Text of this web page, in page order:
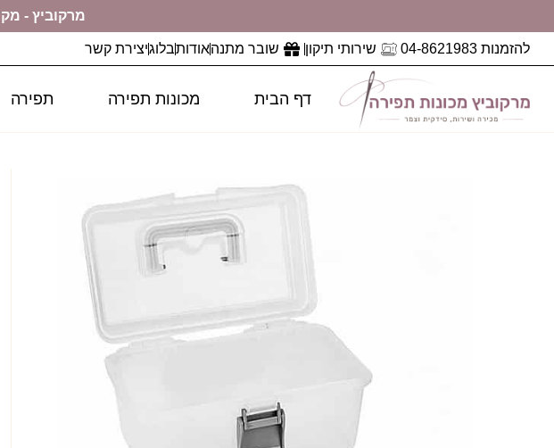
מרקוביץ -
להזמנות 04-8621983 שירותי תיקון שובר מתנהאודותבלוגיצירת קשר
דף הבית מכונות תפירה תפירה